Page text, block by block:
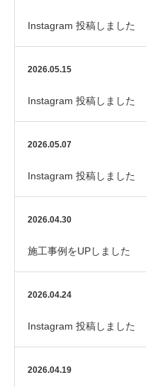
Instagram 投稿しました
2026.05.15
Instagram 投稿しました
2026.05.07
Instagram 投稿しました
2026.04.30
施工事例をUPしました
2026.04.24
Instagram 投稿しました
2026.04.19